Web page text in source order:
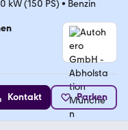
kW (150 PS) • Benzin
Kontakt Parken